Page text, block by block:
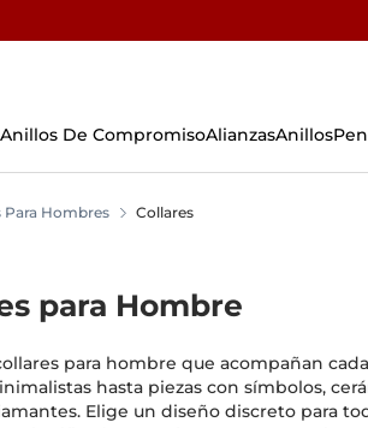
Anillos De CompromisoAlianzasAnillos
Para Hombres Collares
para Hombre
para hombre que acompañan
hasta piezas con símbolos,
Elige un diseño discreto para